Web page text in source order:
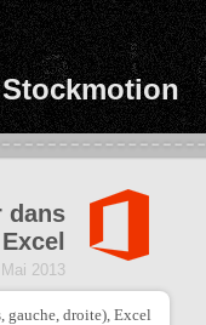
Stockmotion
dans
Excel
Mai 2013
gauche, droite), Excel